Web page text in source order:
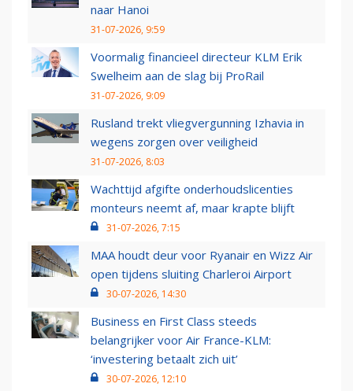
naar Hanoi
31-07-2026, 9:59
Voormalig financieel directeur KLM Erik
Swelheim aan de slag bij ProRail
31-07-2026, 9:09
Rusland trekt vliegvergunning Izhavia in
wegens zorgen over veiligheid
31-07-2026, 8:03
Wachttijd afgifte onderhoudslicenties
monteurs neemt af, maar krapte blijft
31-07-2026, 7:15
MAA houdt deur voor Ryanair en Wizz Air
open tijdens sluiting Charleroi Airport
30-07-2026, 14:30
Business en First Class steeds
belangrijker voor Air France-KLM:
‘investering betaalt zich uit’
30-07-2026, 12:10